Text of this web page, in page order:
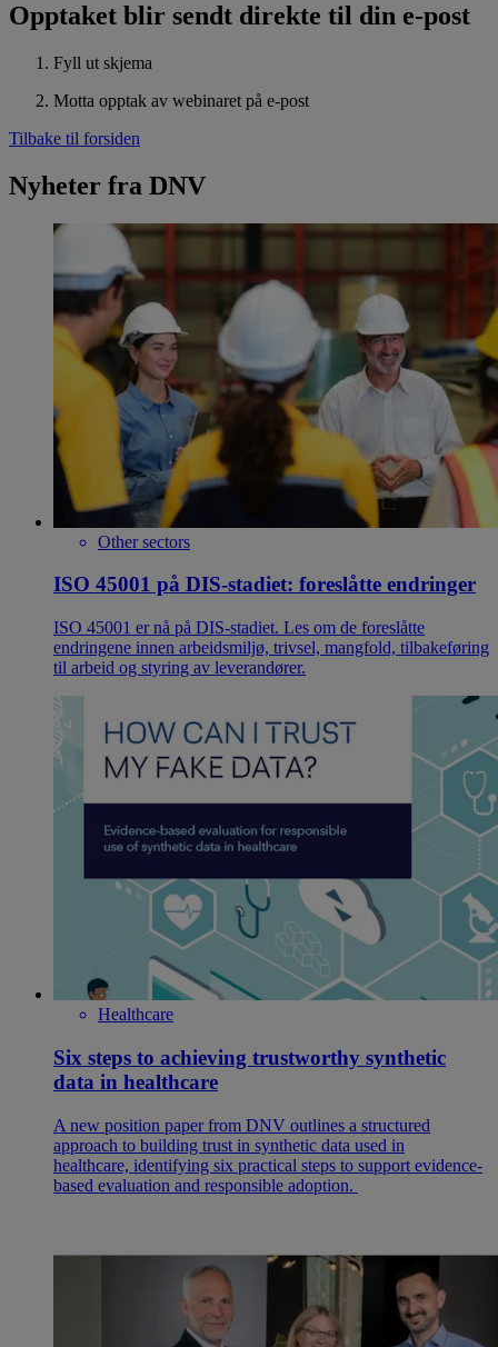
Opptaket blir sendt direkte til din e-post
Fyll ut skjema
Motta opptak av webinaret på e-post
Tilbake til forsiden
Nyheter fra DNV
Other sectors
ISO 45001 på DIS-stadiet: foreslåtte endringer
ISO 45001 er nå på DIS-stadiet. Les om de foreslåtte
endringene innen arbeidsmiljø, trivsel, mangfold, tilbakeføring
til arbeid og styring av leverandører.
Healthcare
Six steps to achieving trustworthy synthetic
data in healthcare
A new position paper from DNV outlines a structured
approach to building trust in synthetic data used in
healthcare, identifying six practical steps to support evidence-
based evaluation and responsible adoption.